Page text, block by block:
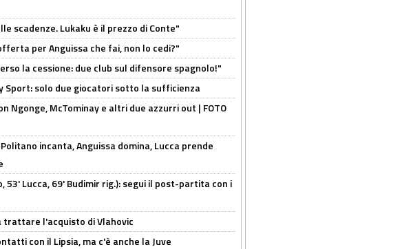
scadenze. Lukaku è il prezzo di Conte"
per Anguissa che fai, non lo cedi?"
la cessione: due club sul difensore spagnolo!"
Sport: solo due giocatori sotto la sufficienza
Ngonge, McTominay e altri due azzurri out | FOTO
incanta, Anguissa domina, Lucca prende
53' Lucca, 69' Budimir rig.): segui il post-partita con i
trattare l'acquisto di Vlahovic
con il Lipsia, ma c'è anche la Juve